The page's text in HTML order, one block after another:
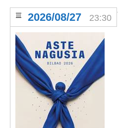
2026/08/27 23:30